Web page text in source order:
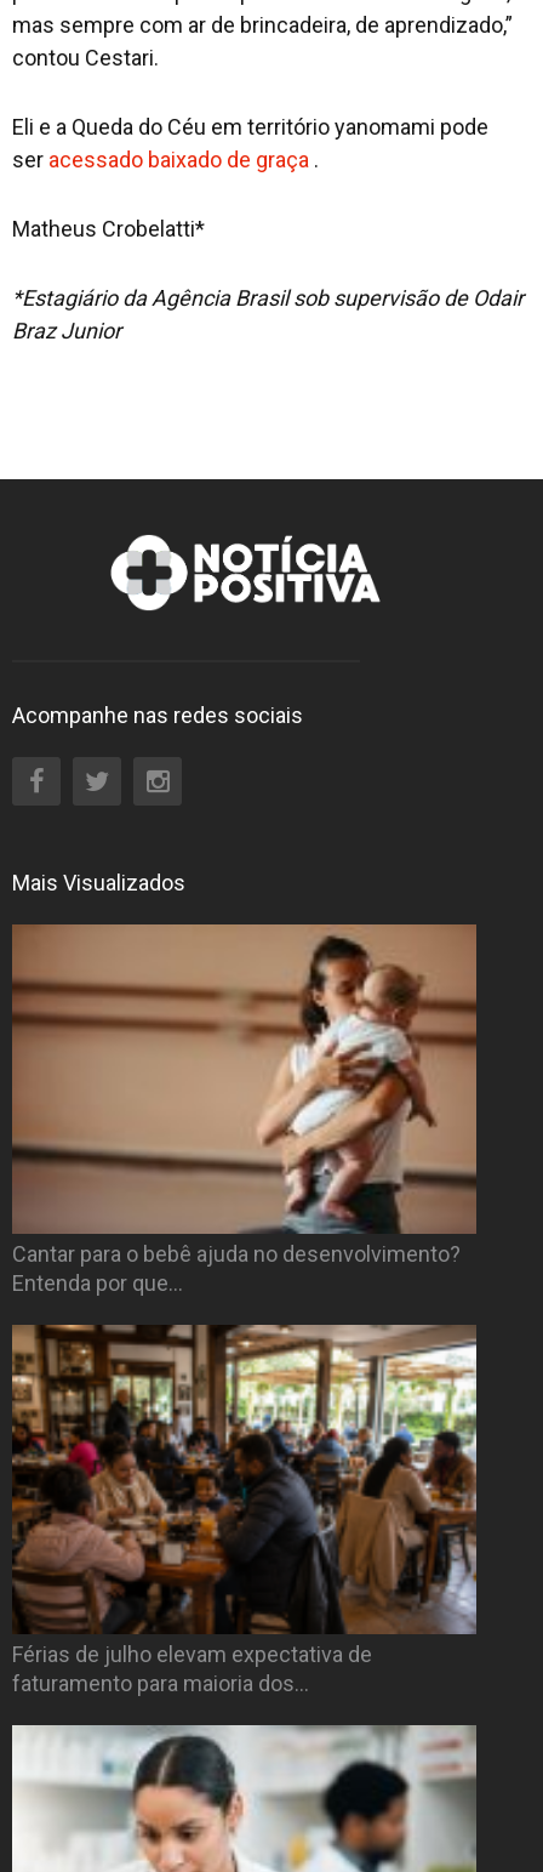
mas sempre com ar de brincadeira, de aprendizado,”
contou Cestari.
Eli e a Queda do Céu em território yanomami pode
ser acessado baixado de graça .
Matheus Crobelatti*
*Estagiário da Agência Brasil sob supervisão de Odair
Braz Junior
Acompanhe nas redes sociais
Mais Visualizados
Cantar para o bebê ajuda no desenvolvimento?
Entenda por que…
Férias de julho elevam expectativa de
faturamento para maioria dos…